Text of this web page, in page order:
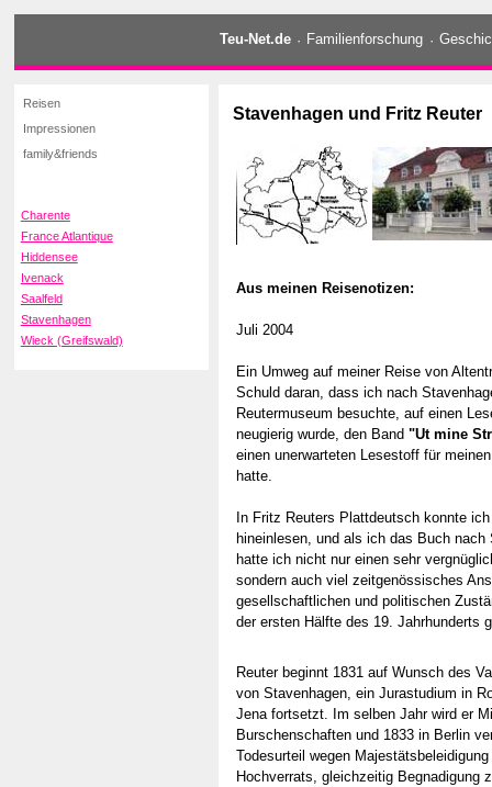
Teu-Net.de · Familienforschung ·
Reisen
Impressionen
family&friends
Charente
France Atlantique
Hiddensee
Ivenack
Saalfeld
Stavenhagen
Wieck (Greifswald)
Stavenhagen und Fritz Reuter
Aus meinen Reisenotizen:
Juli 2004
Ein Umweg auf meiner Reise von
Schuld daran, dass ich nach
Reutermuseum besuchte, auf einen
neugierig wurde, den Band"Ut mine
einen unerwarteten Lesestoff für
hatte.
In Fritz Reuters Plattdeutsch konnte
hineinlesen, und als ich das Buch
hatte ich nicht nur einen sehr
sondern auch viel zeitgenössisches
gesellschaftlichen und politischen
der ersten Hälfte des 19. Jahrhunderts
Reuter beginnt 1831 auf Wunsch des
von Stavenhagen, ein Jurastudium in
Jena fortsetzt. Im selben Jahr wird er
Burschenschaften und 1833 in Berlin
Todesurteil wegen
Hochverrats, gleichzeitig Begnadigung